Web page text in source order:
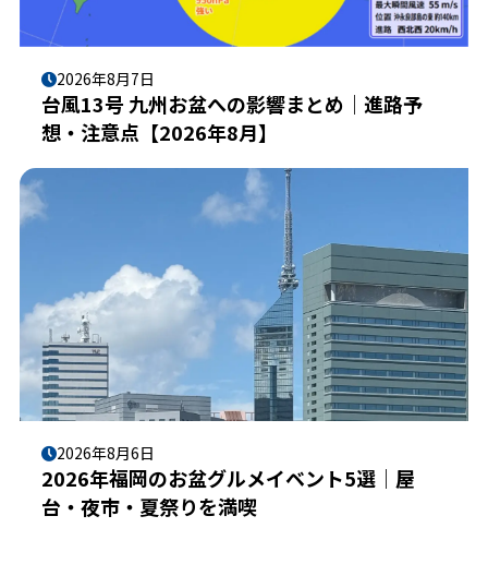
2026年8月7日
台風13号 九州お盆への影響まとめ｜進路予
想・注意点【2026年8月】
2026年8月6日
2026年福岡のお盆グルメイベント5選｜屋
台・夜市・夏祭りを満喫